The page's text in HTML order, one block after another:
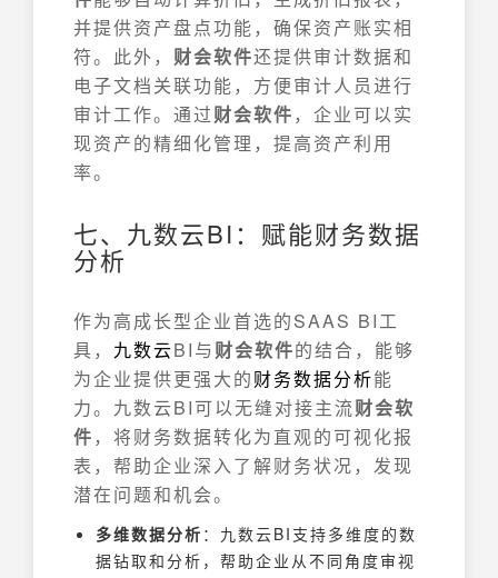
并提供资产盘点功能，确保资产账实相
符。此外， 财会软件还提供审计数据和
电子文档关联功能，方便审计人员进行
审计工作。通过财会软件 ，企业可以实
现资产的精细化管理，提高资产利用
率。
七、九数云BI：赋能财务数据
分析
作为高成长型企业首选的SAAS BI工
具， 九数云BI与财会软件的结合，能够
为企业提供更强大的财务数据分析能
力。九数云BI可以无缝对接主流财会软
件 ，将财务数据转化为直观的可视化报
表，帮助企业深入了解财务状况，发现
潜在问题和机会。
多维数据分析 ：九数云BI支持多维度的数
据钻取和分析，帮助企业从不同角度审视